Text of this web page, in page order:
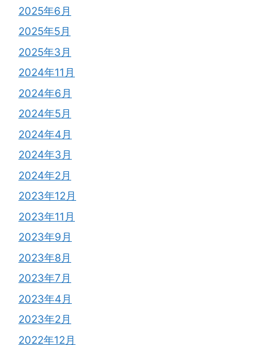
2025年6月
2025年5月
2025年3月
2024年11月
2024年6月
2024年5月
2024年4月
2024年3月
2024年2月
2023年12月
2023年11月
2023年9月
2023年8月
2023年7月
2023年4月
2023年2月
2022年12月